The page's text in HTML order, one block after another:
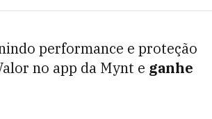
performance e proteção
no app da Mynt e ganhe